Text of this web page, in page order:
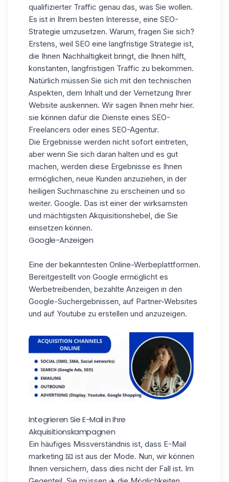
qualifizierter Traffic genau das, was Sie wollen.
Es ist in Ihrem besten Interesse, eine SEO-
Strategie umzusetzen. Warum, fragen Sie sich?
Erstens, weil SEO eine langfristige Strategie ist,
die Ihnen Nachhaltigkeit bringt, die Ihnen hilft,
konstanten, langfristigen Traffic zu bekommen.
Natürlich müssen Sie sich mit den technischen
Aspekten, dem Inhalt und der Vernetzung Ihrer
Website auskennen. Wir sagen Ihnen mehr hier.
sie können dafür die Dienste eines SEO-
Freelancers oder eines SEO-Agentur.
Die Ergebnisse werden nicht sofort eintreten,
aber wenn Sie sich daran halten und es gut
machen, werden diese Ergebnisse es Ihnen
ermöglichen, neue Kunden anzuziehen, in der
heiligen Suchmaschine zu erscheinen und so
weiter. Google. Das ist einer der wirksamsten
und mächtigsten Akquisitionshebel, die Sie
einsetzen können.
Google-Anzeigen
Eine der bekanntesten Online-Werbeplattformen.
Bereitgestellt von Google ermöglicht es
Werbetreibenden, bezahlte Anzeigen in den
Google-Suchergebnissen, auf Partner-Websites
und auf Youtube zu erstellen und anzuzeigen.
Integrieren Sie E-Mail in Ihre
Akquisitionskampagnen
Ein häufiges Missverständnis ist, dass E-Mail
marketing 📧 ist aus der Mode. Nun, wir können
Ihnen versichern, dass dies nicht der Fall ist. Im